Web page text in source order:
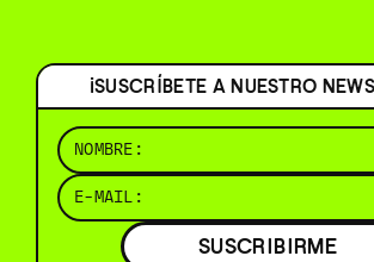
¡SUSCRÍBETE A NUESTRO
SUSCRIBIRME